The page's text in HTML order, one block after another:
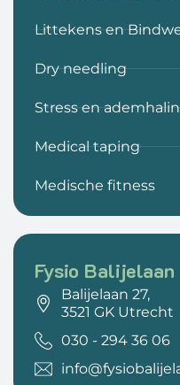
Littekens en
Dry needling
Stress en
Medical taping
Medische fitness
Fysio Balijelaan
Balijelaan 27,
3521 GK Utrecht
030 - 294 36 06